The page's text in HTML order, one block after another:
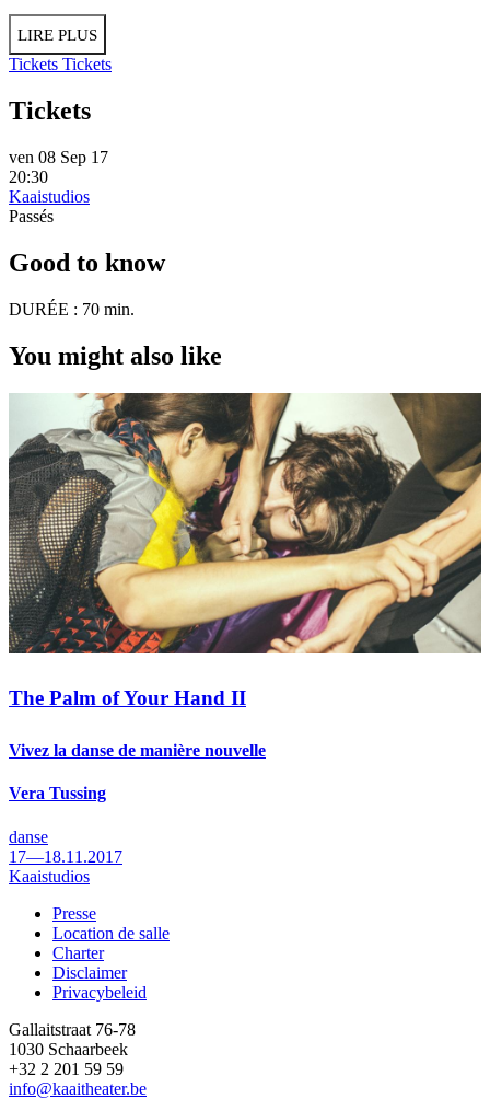
LIRE PLUS
Tickets Tickets
Tickets
ven 08 Sep 17
20:30
Kaaistudios
Passés
Good to know
DURÉE : 70 min.
You might also like
The Palm of Your Hand II
Vivez la danse de manière nouvelle
Vera Tussing
danse
17—18.11.2017
Kaaistudios
Footer
Presse
Location de salle
Charter
Disclaimer
Privacybeleid
Gallaitstraat 76-78
1030 Schaarbeek
+32 2 201 59 59
info@kaaitheater.be